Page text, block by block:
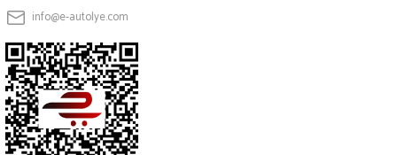
info@e-autolye.com